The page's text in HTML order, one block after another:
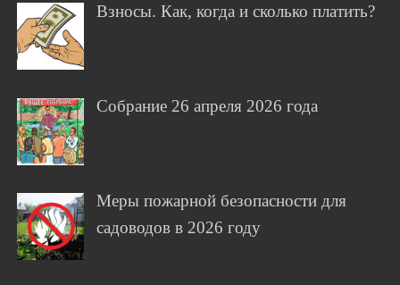
Взносы. Как, когда и сколько платить?
Собрание 26 апреля 2026 года
Меры пожарной безопасности для
садоводов в 2026 году